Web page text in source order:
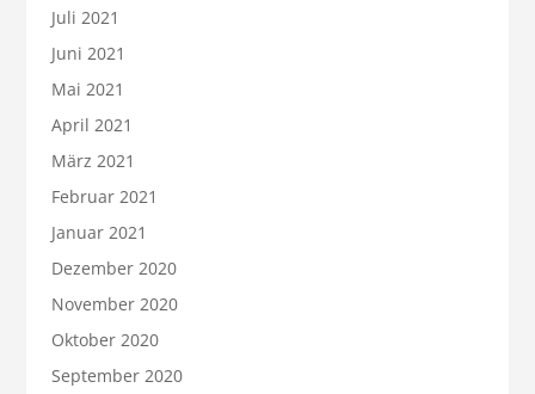
Juli 2021
Juni 2021
Mai 2021
April 2021
März 2021
Februar 2021
Januar 2021
Dezember 2020
November 2020
Oktober 2020
September 2020